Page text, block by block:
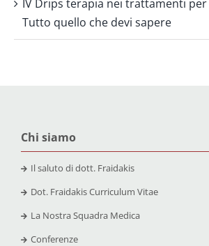
IV Drips terapia nei trattamenti
Tutto quello che devi sapere
Chi siamo
Il saluto di dott. Fraidakis
Dot. Fraidakis Curriculum Vitae
La Nostra Squadra Medica
Conferenze